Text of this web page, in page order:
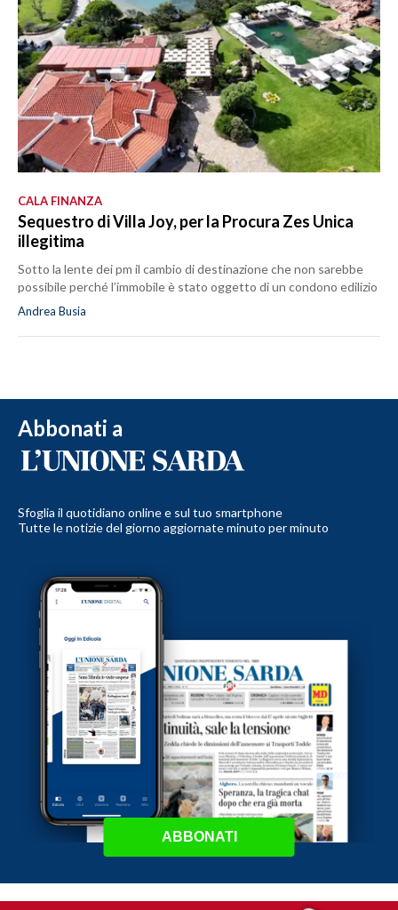
CALA FINANZA
Sequestro di Villa Joy, per la Procura Zes Unica
illegitima
Sotto la lente dei pm il cambio di destinazione che non sarebbe
possibile perché l’immobile è stato oggetto di un condono edilizio
Andrea Busia
Abbonati a
Sfoglia il quotidiano online e sul tuo smartphone
Tutte le notizie del giorno aggiornate minuto per minuto
ABBONATI